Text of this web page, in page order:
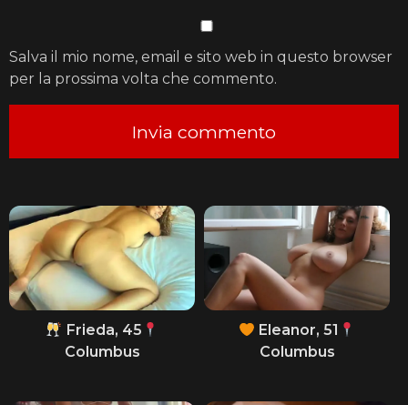
Salva il mio nome, email e sito web in questo browser
per la prossima volta che commento.
Frieda, 45
Columbus
Eleanor, 51
Columbus